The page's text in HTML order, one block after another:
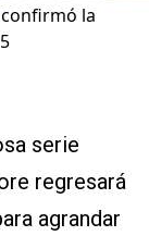
la
serie
regresará
agrandar